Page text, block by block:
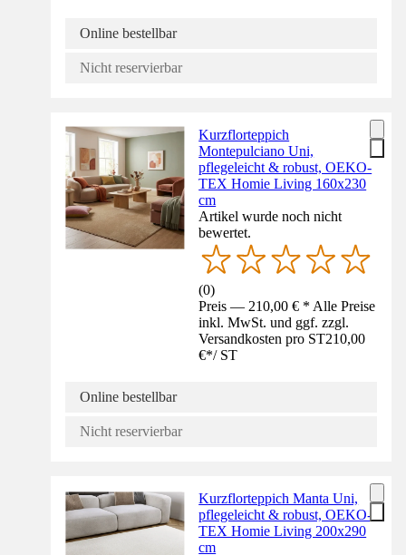
Online bestellbar
Nicht reservierbar
Kurzflorteppich
Montepulciano Uni,
pflegeleicht & robust, OEKO-
TEX Homie Living 160x230
cm
Artikel wurde noch nicht
bewertet.
(0)
Preis — 210,00 € * Alle Preise
inkl. MwSt. und ggf. zzgl.
Versandkosten pro ST210,00
€*/ ST
Online bestellbar
Nicht reservierbar
Kurzflorteppich Manta Uni,
pflegeleicht & robust, OEKO-
TEX Homie Living 200x290
cm